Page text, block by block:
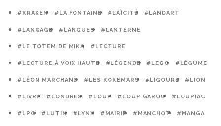
#KRAKEN #LA FONTAINE #LAÏCITÉ #LANDART
#LANGAGE #LANGUES #LANTERNE
#LE TOTEM DE MIKA #LECTURE
#LECTURE À VOIX HAUTE #LÉGENDE #LEGO #LÉGUME
#LÉON MARCHAND #LES KOKEMARS #LIGOURE #LION
#LIVRE #LONDRES #LOUP #LOUP GAROU #LOUPIAC
#LPO #LUTIN #LYNX #MAIRIE #MANCHOT #MANGA